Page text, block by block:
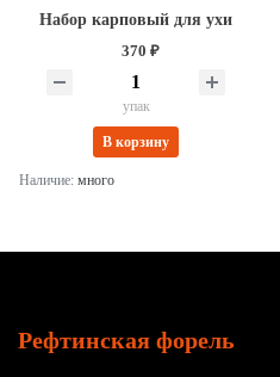
Набор карповый для ухи
370 ₽
упак
В корзину
Наличие: много
Рефтинская форель